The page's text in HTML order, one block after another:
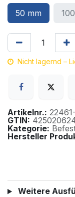
50 mm
Nicht lagernd –
Artikelnr.:
GTIN:
Kategorie:
Hersteller
Weitere